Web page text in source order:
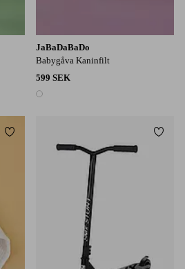
JaBaDaBaDo
Babygåva Kaninfilt
599 SEK
1 färg
Lägg till i favoriter